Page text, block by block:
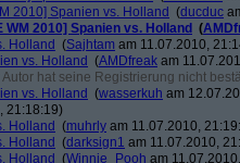
2010] Spanien vs. Holland (ducduc
WM 2010] Spanien vs. Holland (
Holland (Sajhtam am 11.07.2010,
vs. Holland (AMDfreak am
hat seine Registrierung nicht
vs. Holland (wasserkuh am
21:18:19)
Holland (muhrly am 11.07.2010,
Holland (darksign1 am 11.07.2010,
Holland (Winnie_Pooh am